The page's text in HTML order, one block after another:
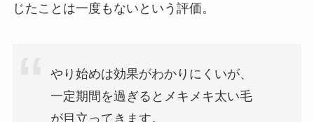
じたことは一度もないという評価。
やり始めは効果がわかりにくいが、
一定期間を過ぎるとメキメキ太い毛
が目立ってきます。